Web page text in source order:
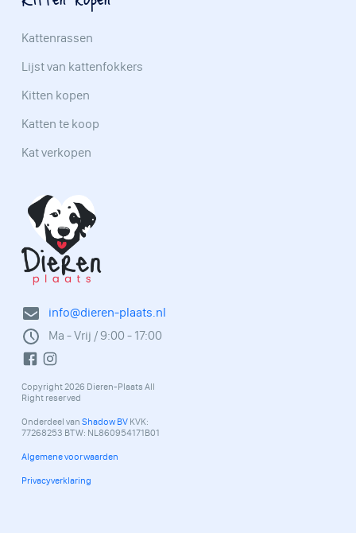
info@dieren-plaats.nl
Ma - Vrij / 9:00 - 17:00
Copyright 2026 Dieren-Plaats All
Right reserved
Onderdeel van Shadow BV KVK:
77268253 BTW: NL860954171B01
Algemene voorwaarden
Privacyverklaring
Kattenrassen
Lijst van kattenfokkers
Kitten kopen
Katten te koop
Kat verkopen